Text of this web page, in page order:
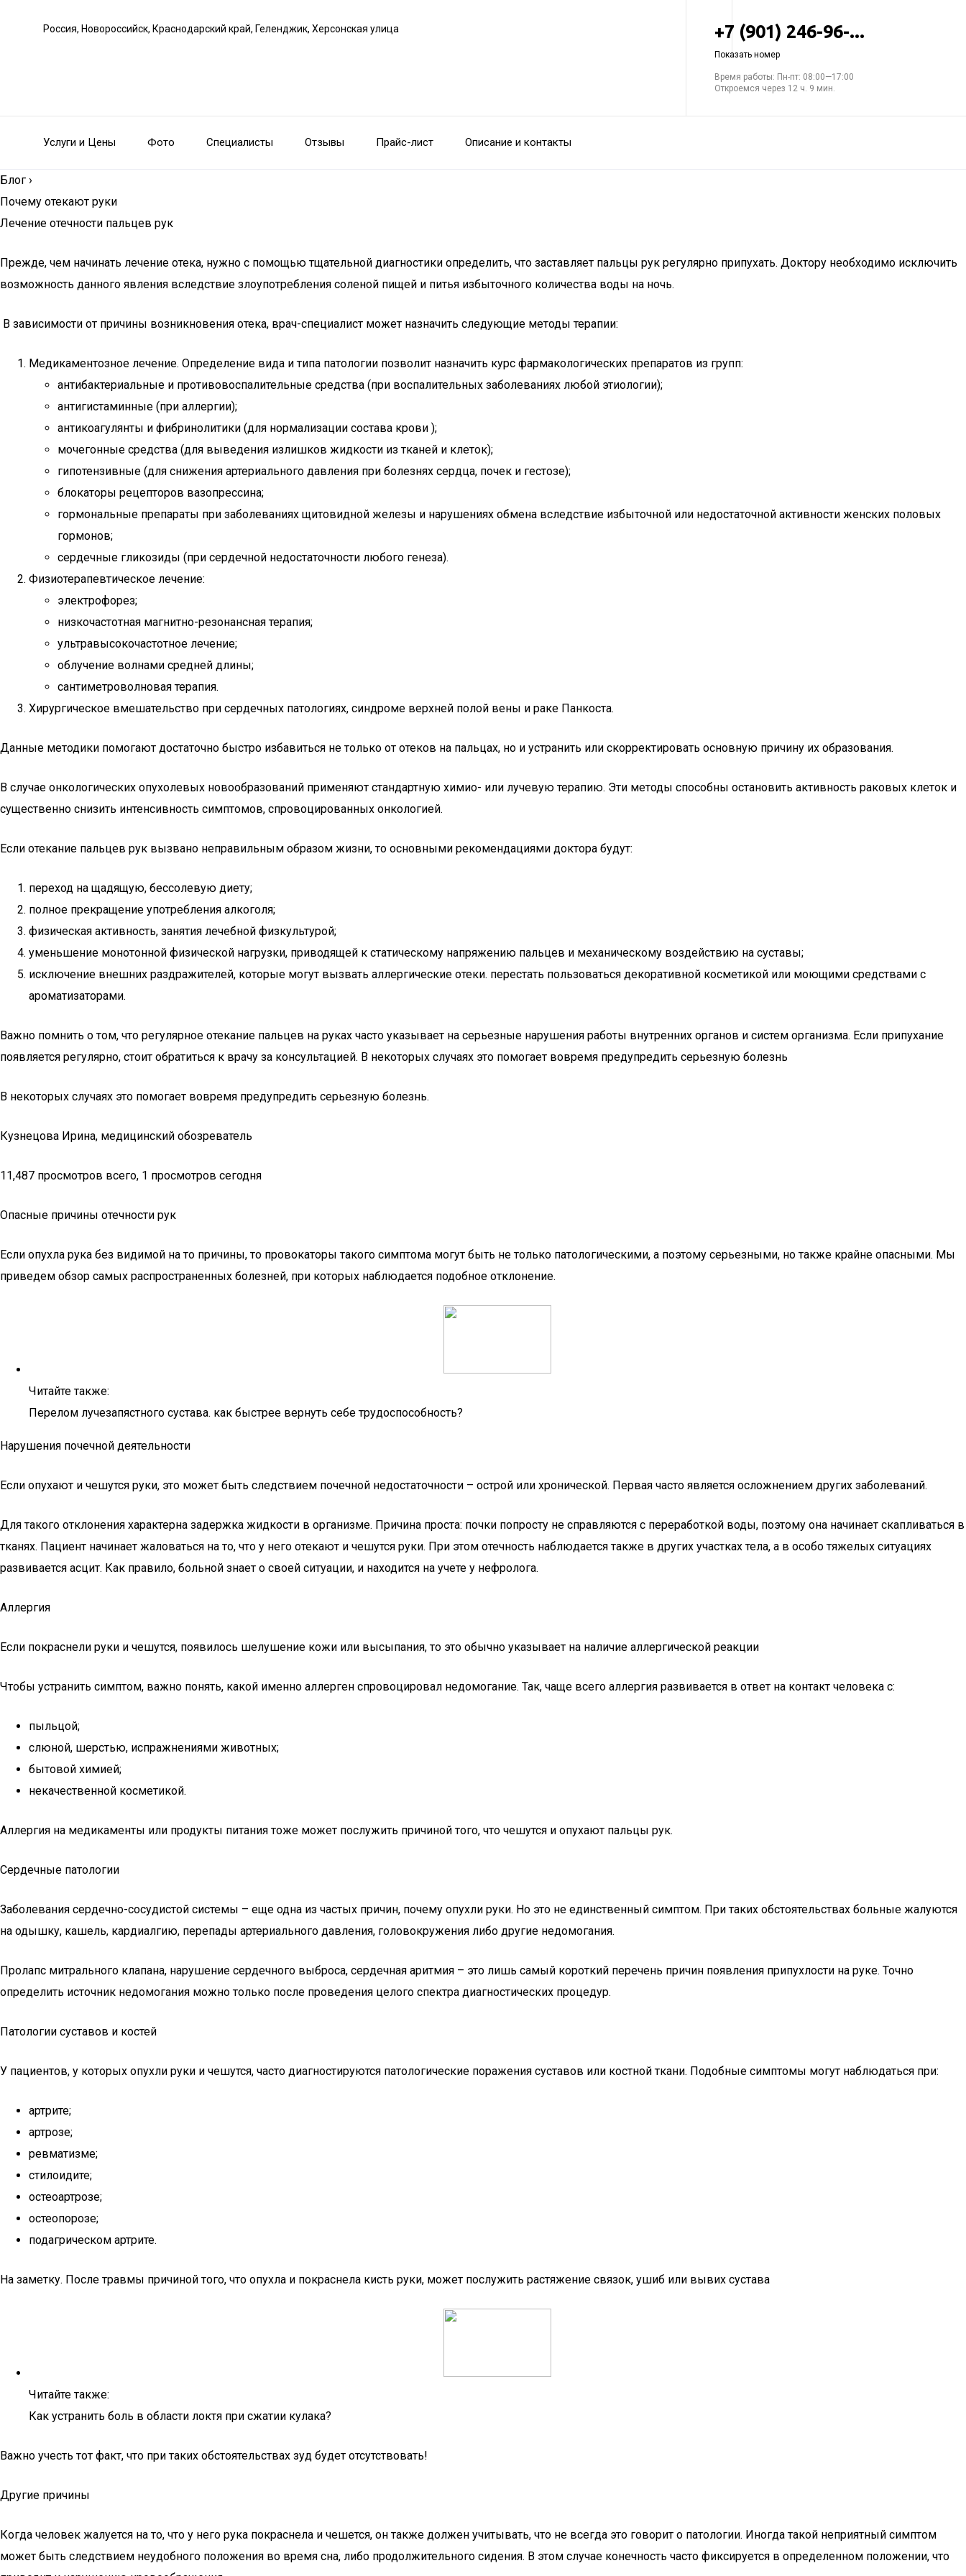
Россия, Новороссийск, Краснодарский край, Геленджик, Херсонская улица +7 (901) 246-96-...
Показать номер
Время работы: Пн-пт: 08:00—17:00
Откроемся через 12 ч. 9 мин.
Услуги и Цены Фото Специалисты Отзывы Прайс-лист Описание и контакты
Блог ›
Почему отекают руки
Лечение отечности пальцев рук
Прежде, чем начинать лечение отека, нужно с помощью тщательной диагностики определить, что заставляет пальцы рук регулярно припухать. Доктору необходимо исключить
возможность данного явления вследствие злоупотребления соленой пищей и питья избыточного количества воды на ночь.
В зависимости от причины возникновения отека, врач-специалист может назначить следующие методы терапии:
Медикаментозное лечение. Определение вида и типа патологии позволит назначить курс фармакологических препаратов из групп:
антибактериальные и противовоспалительные средства (при воспалительных заболеваниях любой этиологии);
антигистаминные (при аллергии);
антикоагулянты и фибринолитики (для нормализации состава крови );
мочегонные средства (для выведения излишков жидкости из тканей и клеток);
гипотензивные (для снижения артериального давления при болезнях сердца, почек и гестозе);
блокаторы рецепторов вазопрессина;
гормональные препараты при заболеваниях щитовидной железы и нарушениях обмена вследствие избыточной или недостаточной активности женских половых
гормонов;
сердечные гликозиды (при сердечной недостаточности любого генеза).
Физиотерапевтическое лечение:
электрофорез;
низкочастотная магнитно-резонансная терапия;
ультравысокочастотное лечение;
облучение волнами средней длины;
сантиметроволновая терапия.
Хирургическое вмешательство при сердечных патологиях, синдроме верхней полой вены и раке Панкоста.
Данные методики помогают достаточно быстро избавиться не только от отеков на пальцах, но и устранить или скорректировать основную причину их образования.
В случае онкологических опухолевых новообразований применяют стандартную химио- или лучевую терапию. Эти методы способны остановить активность раковых клеток и
существенно снизить интенсивность симптомов, спровоцированных онкологией.
Если отекание пальцев рук вызвано неправильным образом жизни, то основными рекомендациями доктора будут:
переход на щадящую, бессолевую диету;
полное прекращение употребления алкоголя;
физическая активность, занятия лечебной физкультурой;
уменьшение монотонной физической нагрузки, приводящей к статическому напряжению пальцев и механическому воздействию на суставы;
исключение внешних раздражителей, которые могут вызвать аллергические отеки. перестать пользоваться декоративной косметикой или моющими средствами с
ароматизаторами.
Важно помнить о том, что регулярное отекание пальцев на руках часто указывает на серьезные нарушения работы внутренних органов и систем организма. Если припухание
появляется регулярно, стоит обратиться к врачу за консультацией. В некоторых случаях это помогает вовремя предупредить серьезную болезнь
В некоторых случаях это помогает вовремя предупредить серьезную болезнь.
Кузнецова Ирина, медицинский обозреватель
11,487 просмотров всего, 1 просмотров сегодня
Опасные причины отечности рук
Если опухла рука без видимой на то причины, то провокаторы такого симптома могут быть не только патологическими, а поэтому серьезными, но также крайне опасными. Мы
приведем обзор самых распространенных болезней, при которых наблюдается подобное отклонение.
Читайте также:
Перелом лучезапястного сустава. как быстрее вернуть себе трудоспособность?
Нарушения почечной деятельности
Если опухают и чешутся руки, это может быть следствием почечной недостаточности – острой или хронической. Первая часто является осложнением других заболеваний.
Для такого отклонения характерна задержка жидкости в организме. Причина проста: почки попросту не справляются с переработкой воды, поэтому она начинает скапливаться в
тканях. Пациент начинает жаловаться на то, что у него отекают и чешутся руки. При этом отечность наблюдается также в других участках тела, а в особо тяжелых ситуациях
развивается асцит. Как правило, больной знает о своей ситуации, и находится на учете у нефролога.
Аллергия
Если покраснели руки и чешутся, появилось шелушение кожи или высыпания, то это обычно указывает на наличие аллергической реакции
Чтобы устранить симптом, важно понять, какой именно аллерген спровоцировал недомогание. Так, чаще всего аллергия развивается в ответ на контакт человека с:
пыльцой;
слюной, шерстью, испражнениями животных;
бытовой химией;
некачественной косметикой.
Аллергия на медикаменты или продукты питания тоже может послужить причиной того, что чешутся и опухают пальцы рук.
Сердечные патологии
Заболевания сердечно-сосудистой системы – еще одна из частых причин, почему опухли руки. Но это не единственный симптом. При таких обстоятельствах больные жалуются
на одышку, кашель, кардиалгию, перепады артериального давления, головокружения либо другие недомогания.
Пролапс митрального клапана, нарушение сердечного выброса, сердечная аритмия – это лишь самый короткий перечень причин появления припухлости на руке. Точно
определить источник недомогания можно только после проведения целого спектра диагностических процедур.
Патологии суставов и костей
У пациентов, у которых опухли руки и чешутся, часто диагностируются патологические поражения суставов или костной ткани. Подобные симптомы могут наблюдаться при:
артрите;
артрозе;
ревматизме;
стилоидите;
остеоартрозе;
остеопорозе;
подагрическом артрите.
На заметку. После травмы причиной того, что опухла и покраснела кисть руки, может послужить растяжение связок, ушиб или вывих сустава
Читайте также:
Как устранить боль в области локтя при сжатии кулака?
Важно учесть тот факт, что при таких обстоятельствах зуд будет отсутствовать!
Другие причины
Когда человек жалуется на то, что у него рука покраснела и чешется, он также должен учитывать, что не всегда это говорит о патологии. Иногда такой неприятный симптом
может быть следствием неудобного положения во время сна, либо продолжительного сидения. В этом случае конечность часто фиксируется в определенном положении, что